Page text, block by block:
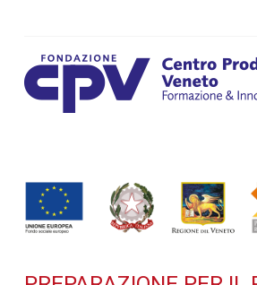
PREPARAZIONE
RIUTILIZZO:
COOPERATIVA